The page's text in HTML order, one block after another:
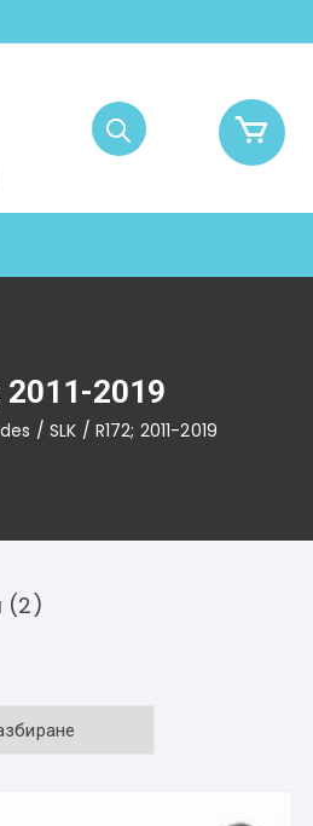
2011-2019
/ SLK / R172; 2011-2019
(2)